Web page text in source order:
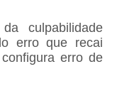
culpabilidade
erro que recai
erro de